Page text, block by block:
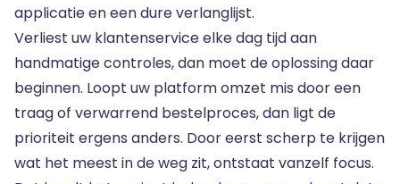
applicatie en een dure verlanglijst.
Verliest uw klantenservice elke dag tijd aan
handmatige controles, dan moet de oplossing daar
beginnen. Loopt uw platform omzet mis door een
traag of verwarrend bestelproces, dan ligt de
prioriteit ergens anders. Door eerst scherp te krijgen
wat het meest in de weg zit, ontstaat vanzelf focus.